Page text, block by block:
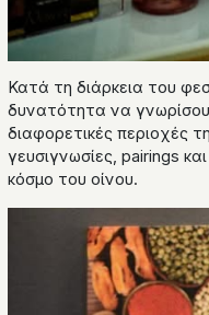
Κατά τη διάρκεια του
δυνατότητα να
διαφορετικές περιοχές
γευσιγνωσίες, pairings
κόσμο του οίνου.